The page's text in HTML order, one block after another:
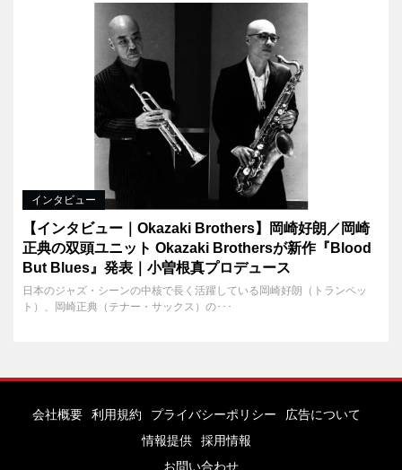
インタビュー
【インタビュー｜Okazaki Brothers】岡崎好朗／岡崎
正典の双頭ユニット Okazaki Brothersが新作『Blood
But Blues』発表｜小曽根真プロデュース
日本のジャズ・シーンの中核で長く活躍している岡崎好朗（トランペッ
ト）、岡崎正典（テナー・サックス）の･･･
会社概要 利用規約 プライバシーポリシー
広告について
情報提供
採用情報
お問い合わせ